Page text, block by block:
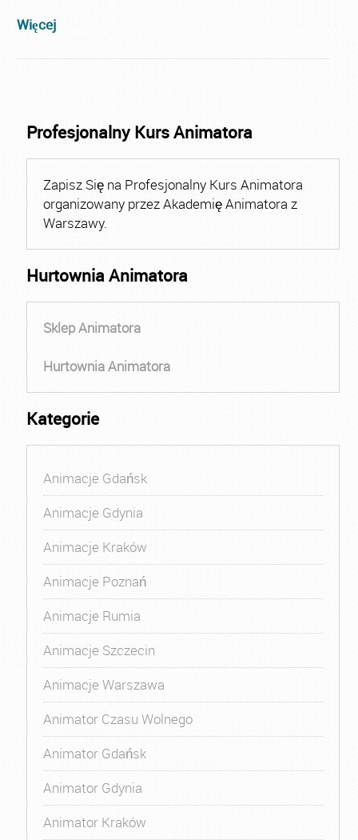
Więcej
Profesjonalny Kurs Animatora
Zapisz Się na Profesjonalny Kurs Animatora
organizowany przez Akademię Animatora z
Warszawy.
Hurtownia Animatora
Sklep Animatora
Hurtownia Animatora
Kategorie
Animacje Gdańsk
Animacje Gdynia
Animacje Kraków
Animacje Poznań
Animacje Rumia
Animacje Szczecin
Animacje Warszawa
Animator Czasu Wolnego
Animator Gdańsk
Animator Gdynia
Animator Kraków